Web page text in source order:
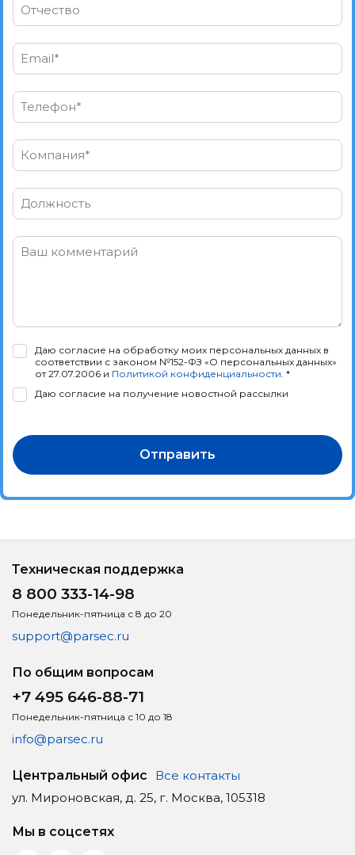
Отчество
Email*
Телефон*
Компания*
Должность
Ваш комментарий
Даю согласие на обработку моих персональных данных в
соответствии с законом №152-ФЗ «О персональных данных»
от 27.07.2006 и Политикой конфиденциальности . *
Даю согласие на получение новостной рассылки
Отправить
Техническая поддержка
8 800 333-14-98
Понедельник-пятница с 8 до 20
support@parsec.ru
По общим вопросам
+7 495 646-88-71
Понедельник-пятница с 10 до 18
info@parsec.ru
Центральный офис
Все контакты
ул. Мироновская, д. 25, г. Москва, 105318
Мы в соцсетях